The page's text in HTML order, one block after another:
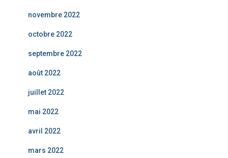
novembre 2022
octobre 2022
septembre 2022
août 2022
juillet 2022
mai 2022
avril 2022
mars 2022